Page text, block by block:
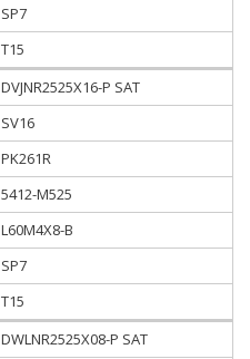
SP7
T15
DVJNR2525X16-P SAT
SV16
PK261R
5412-M525
L60M4X8-B
SP7
T15
DWLNR2525X08-P SAT